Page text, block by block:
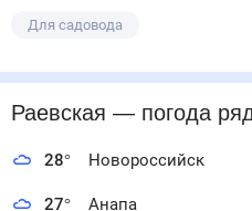
Для садовода
Раевская — погода
28° Новороссийск
27° Анапа